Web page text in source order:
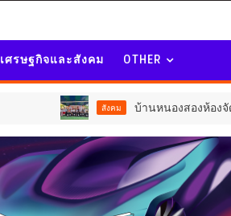
เศรษฐกิจและสังคม OTHER
สังคม บ้านหนองสองห้องจัดใหญ่ “แห่